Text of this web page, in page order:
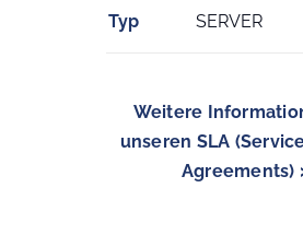
Typ SERVER
Weitere
unseren SLA
Agreements)